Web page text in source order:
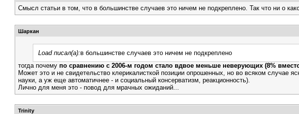
Смысл статьи в том, что в большинстве случаев это ничем не подкреплено. Так что ни о
Шаркан
Load писал(а):в большинстве случаев это ничем не подкреплено
тогда почему по сравнению с 2006-м годом стало вдвое меньше неверующих (8%
Может это и не свидетельство клерикалисткой позиции опрошенных, но во всяком случае
науки, а уж еще автоматичнее - и социальный консерватизм, реакционность).
Лично для меня это - повод для мрачных ожиданий...
Trinity